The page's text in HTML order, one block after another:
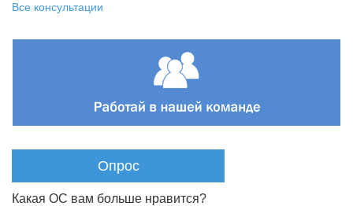
Все консультации
Опрос
Какая ОС вам больше нравится?